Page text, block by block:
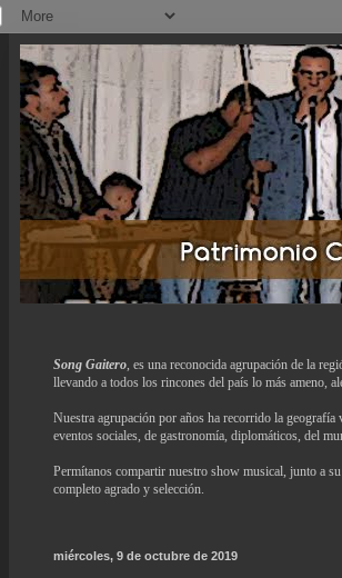
Song Gaitero, es una reconocida agrupación de la
llevando a todos los rincones del país lo más ameno,
Nuestra agrupación por años ha recorrido la geografía
eventos sociales, de gastronomía, diplomáticos, del
Permítanos compartir nuestro show musical, junto a
completo agrado y selección.
miércoles, 9 de octubre de 2019